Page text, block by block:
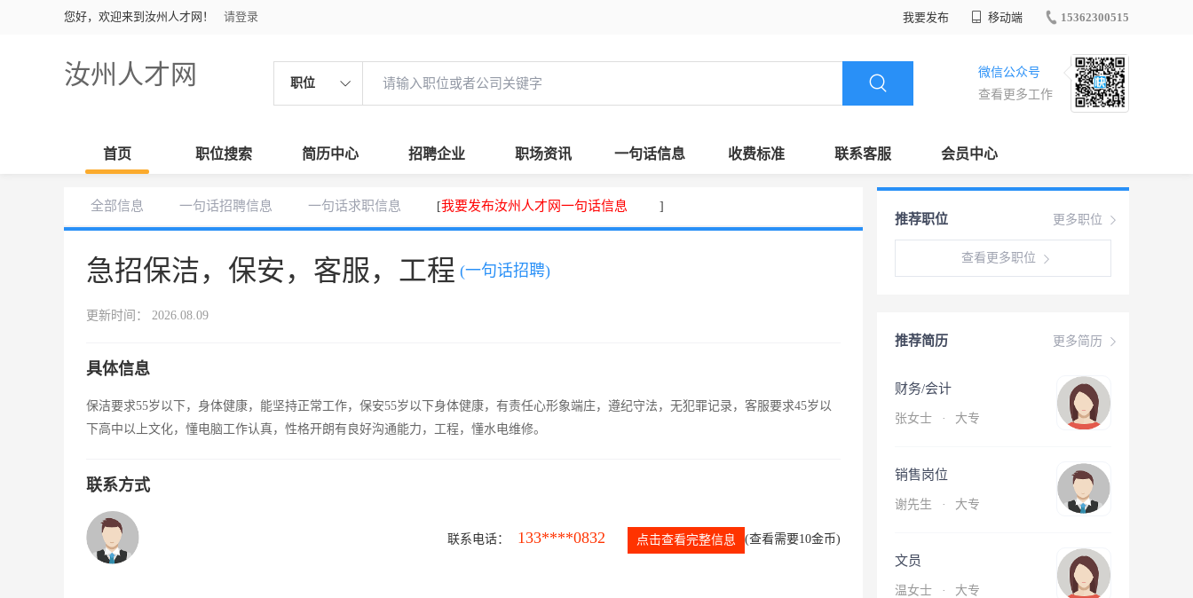
您好，欢迎来到汝州人才网！ 请登录 我要发布 移动端 15362300515
汝州人才网 职位
微信公众号
查看更多工作
首页 职位搜索 简历中心 招聘企业 职场资讯 一句话信息 收费标准 联系客服 会员中心
全部信息 一句话招聘信息 一句话求职信息 [我要发布汝州人才网一句话信息 ]
急招保洁，保安，客服，工程 (一句话招聘)
更新时间： 2026.08.09
具体信息
保洁要求55岁以下，身体健康，能坚持正常工作，保安55岁以下身体健康，有责任心形象端庄，遵纪守法，无犯罪记录，客服要求45岁以
下高中以上文化，懂电脑工作认真，性格开朗有良好沟通能力，工程，懂水电维修。
联系方式
联系电话： 133****0832 点击查看完整信息 (查看需要10金币)
更多职位
推荐职位
查看更多职位
更多简历
推荐简历
财务/会计
张女士 · 大专
销售岗位
谢先生 · 大专
文员
温女士 · 大专